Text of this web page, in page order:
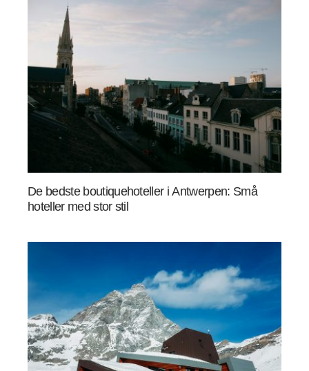
De bedste boutiquehoteller i Antwerpen: Små
hoteller med stor stil